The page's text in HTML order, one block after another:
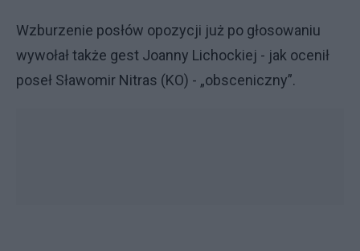
Wzburzenie posłów opozycji już po głosowaniu
wywołał także gest Joanny Lichockiej - jak ocenił
poseł Sławomir Nitras (KO) - „obsceniczny”.